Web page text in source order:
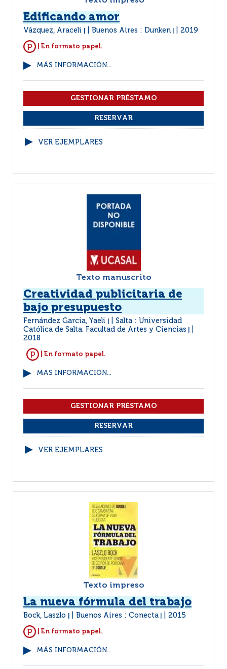
Edificando amor
Vázquez, Araceli Buenos Aires : Dunken 2019
| En formato papel.
MÁS INFORMACIÓN...
VER EJEMPLARES
Texto manuscrito
Creatividad publicitaria de
bajo presupuesto
Fernández Garcia, Yaeli
Salta : Universidad
Católica de Salta. Facultad de Artes y Ciencias
2018
| En formato papel.
MÁS INFORMACIÓN...
VER EJEMPLARES
Texto impreso
La nueva fórmula del trabajo
Bock, Laszlo Buenos Aires : Conecta 2015
| En formato papel.
MÁS INFORMACIÓN...